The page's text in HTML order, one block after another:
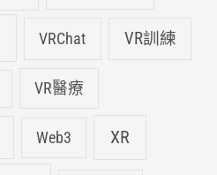
VRChat VR訓練
VR醫療
Web3 XR